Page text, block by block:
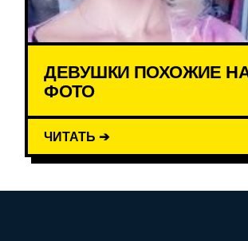
ДЕВУШКИ ПОХОЖИЕ
ФОТО
ЧИТАТЬ ➔